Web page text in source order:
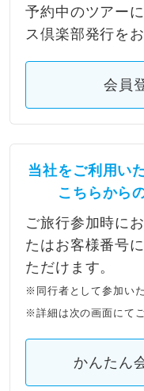
予約中のツアー
ス倶楽部発行を
会員
当社をご利用い
こちらから
ご旅行参加時に
たはお客様番号
ただけます。
※同行者として参加い
※詳細は次の画面にて
かんたん